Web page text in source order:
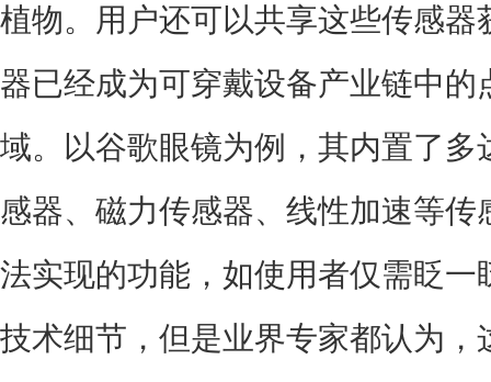
植物。用户还可以共享这些传感
器已经成为可穿戴设备产业链中
域。以谷歌眼镜为例，其内置了
感器、磁力传感器、线性加速等
法实现的功能，如使用者仅需眨
技术细节，但是业界专家都认为